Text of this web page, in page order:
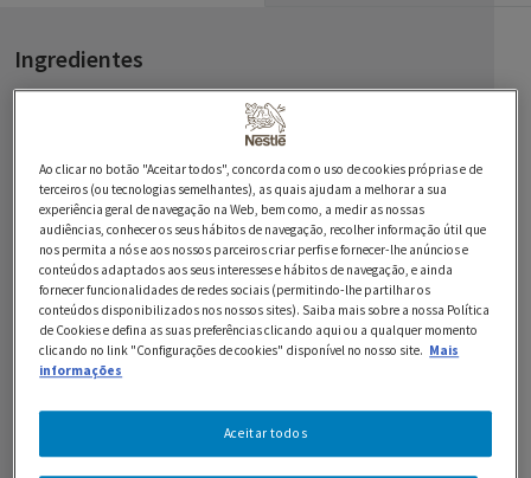
Ingredientes
240 g farinha de amido de milho
100 g de manteiga
2 ovos
1 c. de chá de fermento
1 lata de Leite Condensado Cozido NESTLÉ
Ao clicar no botão "Aceitar todos", concorda com o uso de cookies próprias e de
terceiros (ou tecnologias semelhantes), as quais ajudam a melhorar a sua
experiência geral de navegação na Web, bem como, a medir as nossas
audiências, conhecer os seus hábitos de navegação, recolher informação útil que
nos permita a nós e aos nossos parceiros criar perfis e fornecer-lhe anúncios e
conteúdos adaptados aos seus interesses e hábitos de navegação, e ainda
fornecer funcionalidades de redes sociais (permitindo-lhe partilhar os
conteúdos disponibilizados nos nossos sites). Saiba mais sobre a nossa Política
de Cookies e defina as suas preferências clicando aqui ou a qualquer momento
clicando no link "Configurações de cookies" disponível no nosso site. Mais
informações
Aceitar todos